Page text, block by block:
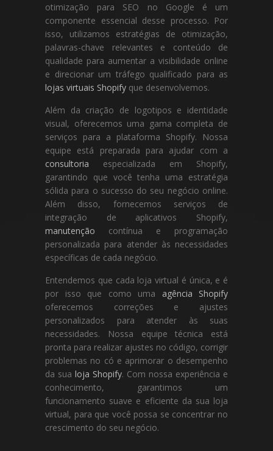
otimização para SEO no Google é um
componente essencial desse processo. Por
isso, utilizamos estratégias de otimização,
palavras-chave relevantes e conteúdo de
qualidade para aumentar a visibilidade online
e direcionar um tráfego qualificado para as
lojas virtuais Shopify que desenvolvemos.
Além da criação de logotipos e identidade
visual, oferecemos uma gama completa de
serviços para a plataforma Shopify. Nossa
equipe está preparada para ajudar com a
consultoria especializada em Shopify,
garantindo que você tenha uma estratégia
sólida para o sucesso do seu negócio online.
Além disso, fornecemos serviços de
integração de aplicativos Shopify,
manutenção contínua e programação
personalizada para atender às necessidades
específicas de cada negócio.
Entendemos que cada loja virtual é única, e é
por isso que como uma agência Shopify
oferecemos correções e ajustes
personalizados para atender às suas
necessidades. Nossa equipe técnica está
pronta para realizar ajustes no código, corrigir
problemas no có e aprimorar o desempenho
da sua loja Shopify. Com nossa experiência e
conhecimento, garantimos um
funcionamento suave e eficiente da sua loja
virtual, para que você possa se concentrar no
crescimento do seu negócio.